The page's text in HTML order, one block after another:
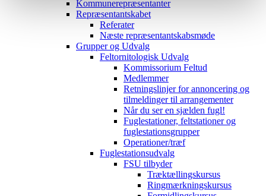
Kommunerepræsentanter
Repræsentantskabet
Referater
Næste repræsentantskabsmøde
Grupper og Udvalg
Feltornitologisk Udvalg
Kommissorium Feltud
Medlemmer
Retningslinjer for annoncering og
tilmeldinger til arrangementer
Når du ser en sjælden fugl!
Fuglestationer, feltstationer og
fuglestationsgrupper
Operationer/træf
Fuglestationsudvalg
FSU tilbyder
Træktællingskursus
Ringmærkningskursus